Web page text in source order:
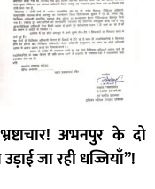
अभनपुर के दो
जा रही धज्जियाँ”!